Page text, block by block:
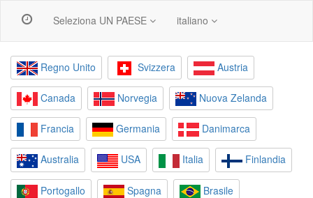
Seleziona UN PAESE italiano
Regno Unito Svizzera Austria
Canada Norvegia Nuova Zelanda
Francia Germania Danimarca
Australia USA Italia Finlandia
Portogallo Spagna Brasile